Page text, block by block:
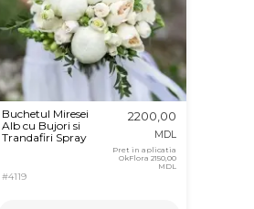
Buchetul Miresei
Alb cu Bujori si
Trandafiri Spray
#4119
2200,00
MDL
Pret in aplicatia
OkFlora2150,00
MDL